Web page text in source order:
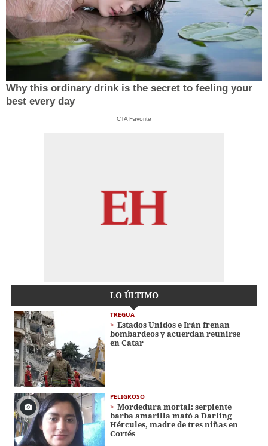
Why this ordinary drink is the secret to feeling your
best every day
CTA Favorite
LO ÚLTIMO
TREGUA
Estados Unidos e Irán frenan
bombardeos y acuerdan reunirse
en Catar
PELIGROSO
Mordedura mortal: serpiente
barba amarilla mató a Darling
Hércules, madre de tres niñas en
Cortés